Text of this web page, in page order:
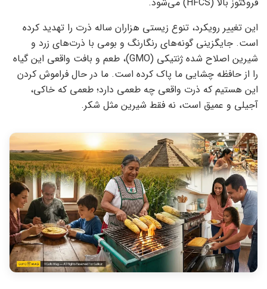
این تغییر رویکرد، تنوع زیستی هزاران ساله ذرت را تهدید کرده
است. جایگزینی گونه‌های رنگارنگ و بومی با ذرت‌های زرد و
شیرین اصلاح شده ژنتیکی (GMO)، طعم و بافت واقعی این گیاه
را از حافظه چشایی ما پاک کرده است. ما در حال فراموش کردن
این هستیم که ذرت واقعی چه طعمی دارد؛ طعمی که خاکی،
آجیلی و عمیق است، نه فقط شیرین مثل شکر.